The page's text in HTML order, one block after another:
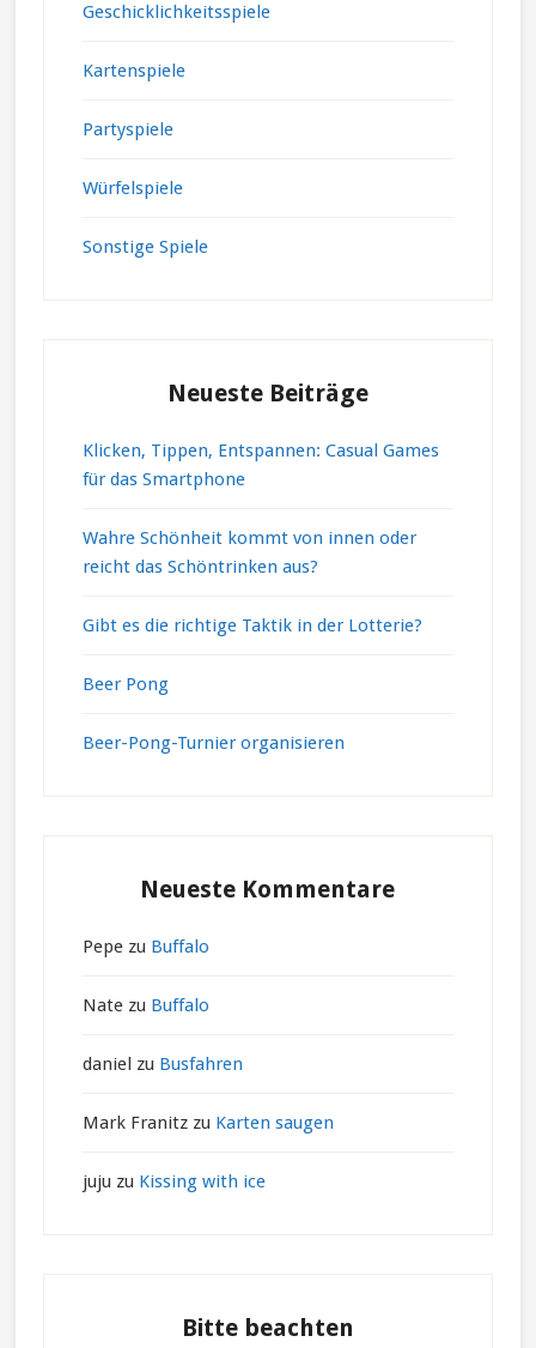
Geschicklichkeitsspiele
Kartenspiele
Partyspiele
Würfelspiele
Sonstige Spiele
Neueste Beiträge
Klicken, Tippen, Entspannen: Casual Games
für das Smartphone
Wahre Schönheit kommt von innen oder
reicht das Schöntrinken aus?
Gibt es die richtige Taktik in der Lotterie?
Beer Pong
Beer-Pong-Turnier organisieren
Neueste Kommentare
Pepezu Buffalo
Natezu Buffalo
daniel zu Busfahren
Mark Franitzzu Karten saugen
juju zu Kissing with ice
Bitte beachten